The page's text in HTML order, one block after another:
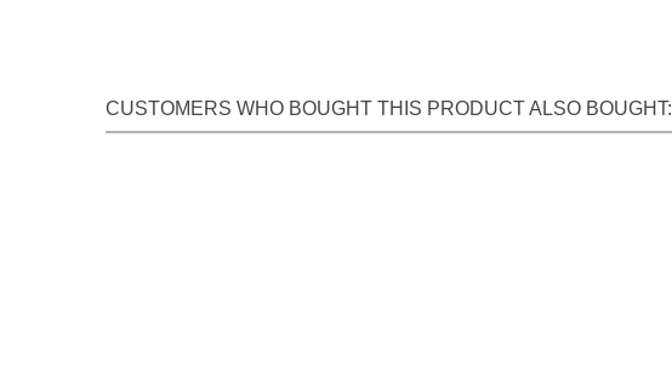
CUSTOMERS WHO BOUGHT THIS PRODUCT ALSO BOUGHT: